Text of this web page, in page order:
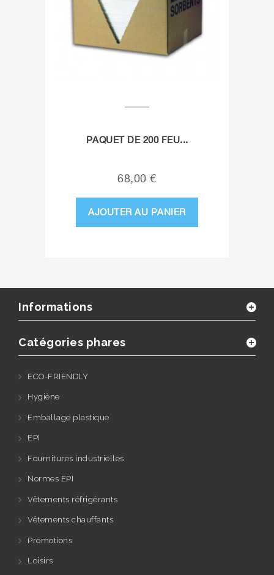
PAQUET DE 200 FEU...
68,00 €
AJOUTER AU PANIER
Informations
Catégories phares
ECO-FRIENDLY
Hygiène
Emballage plastique
EPI
Fournitures industrielles
Normes EPI
Vêtements réfrigérants
Vêtements chauffants
Promotions
Loisirs